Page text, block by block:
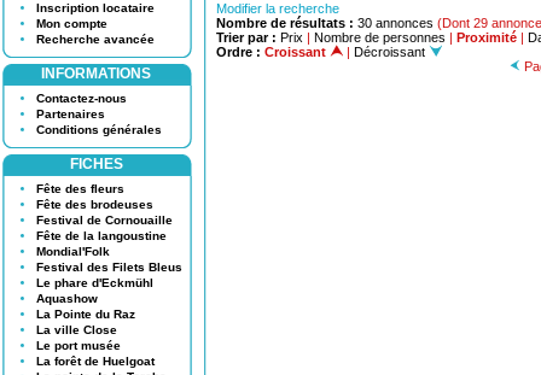
Inscription locataire
Mon compte
Recherche avancée
INFORMATIONS
Contactez-nous
Partenaires
Conditions générales
FICHES
Fête des fleurs
Fête des brodeuses
Festival de Cornouaille
Fête de la langoustine
Mondial'Folk
Festival des Filets Bleus
Le phare d'Eckmühl
Aquashow
La Pointe du Raz
La ville Close
Le port musée
La forêt de Huelgoat
Modifier la recherche
Nombre de résultats : 30 annonces (Dont 29
Trier par : Prix | Nombre de personnes | Proximité |
Ordre : Croissant | Décroissant